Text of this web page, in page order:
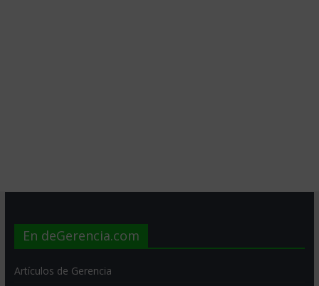
En deGerencia.com
Artículos de Gerencia